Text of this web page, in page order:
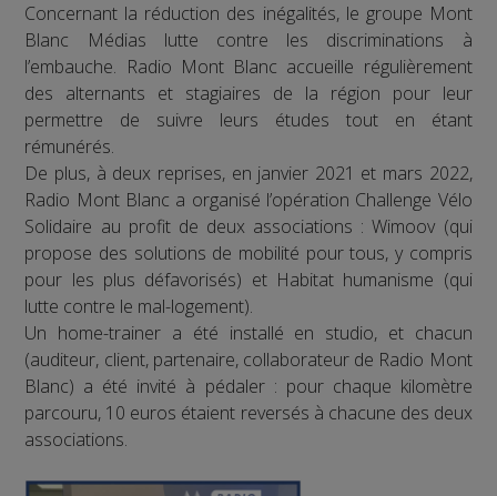
Concernant la réduction des inégalités, le groupe Mont
Blanc Médias lutte contre les discriminations à
l’embauche. Radio Mont Blanc accueille régulièrement
des alternants et stagiaires de la région pour leur
permettre de suivre leurs études tout en étant
rémunérés.
De plus, à deux reprises, en janvier 2021 et mars 2022,
Radio Mont Blanc a organisé l’opération Challenge Vélo
Solidaire au profit de deux associations : Wimoov (qui
propose des solutions de mobilité pour tous, y compris
pour les plus défavorisés) et Habitat humanisme (qui
lutte contre le mal-logement).
Un home-trainer a été installé en studio, et chacun
(auditeur, client, partenaire, collaborateur de Radio Mont
Blanc) a été invité à pédaler : pour chaque kilomètre
parcouru, 10 euros étaient reversés à chacune des deux
associations.